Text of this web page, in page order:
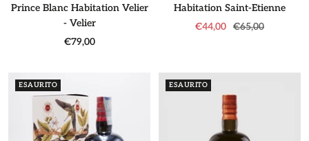
Prince Blanc Habitation Velier
- Velier
Prezzo
€79,00
Habitation Saint-Etienne
Prezzo
€44,00 Prezzo
€65,00
ESAURITO ESAURITO